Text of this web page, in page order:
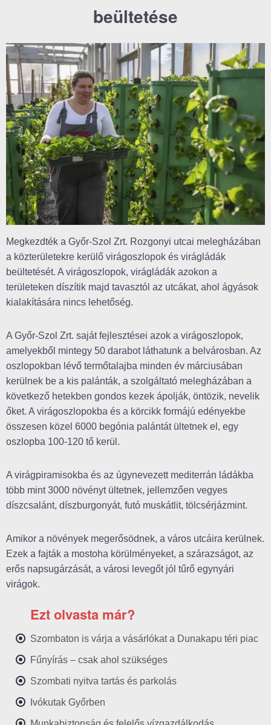
beültetése
Megkezdték a Győr-Szol Zrt. Rozgonyi utcai melegházában
a közterületekre kerülő virágoszlopok és virágládák
beültetését. A virágoszlopok, virágládák azokon a
területeken díszítik majd tavasztól az utcákat, ahol ágyások
kialakítására nincs lehetőség.
A Győr-Szol Zrt. saját fejlesztései azok a virágoszlopok,
amelyekből mintegy 50 darabot láthatunk a belvárosban. Az
oszlopokban lévő termőtalajba minden év márciusában
kerülnek be a kis palánták, a szolgáltató melegházában a
következő hetekben gondos kezek ápolják, öntözik, nevelik
őket. A virágoszlopokba és a körcikk formájú edényekbe
összesen közel 6000 begónia palántát ültetnek el, egy
oszlopba 100-120 tő kerül.
A virágpiramisokba és az úgynevezett mediterrán ládákba
több mint 3000 növényt ültetnek, jellemzően vegyes
díszcsalánt, díszburgonyát, futó muskátlit, tölcsérjázmint.
Amikor a növények megerősödnek, a város utcáira kerülnek.
Ezek a fajták a mostoha körülményeket, a szárazságot, az
erős napsugárzását, a városi levegőt jól tűrő egynyári
virágok.
Ezt olvasta már?
Szombaton is várja a vásárlókat a Dunakapu téri piac
Fűnyírás – csak ahol szükséges
Szombati nyitva tartás és parkolás
Ivókutak Győrben